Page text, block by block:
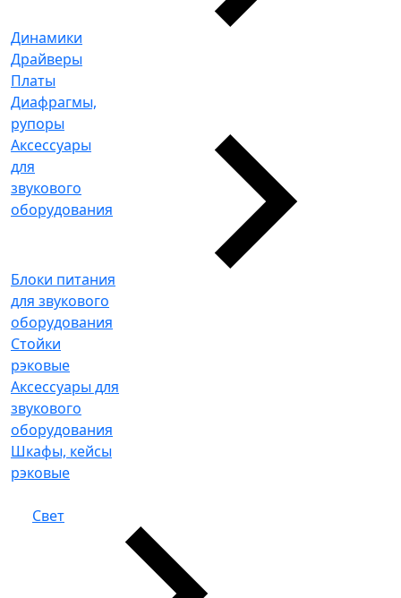
Динамики
Драйверы
Платы
Диафрагмы,
рупоры
Аксессуары
для
звукового
оборудования
Блоки питания
для звукового
оборудования
Стойки
рэковые
Аксессуары для
звукового
оборудования
Шкафы, кейсы
рэковые
Свет